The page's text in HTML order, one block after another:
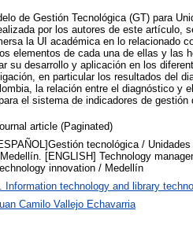
de Gestión Tecnológica (GT) para
por los autores de este artículo,
la UI académica en lo relacionado
elementos de cada una de ellas y las
su desarrollo y aplicación en los
en particular los resultados del
la relación entre el diagnóstico y
el sistema de indicadores de
article (Paginated)
tecnológica /
[ENGLISH] Technology
innovation / Medellín
L. Information technology and library
Camilo Vallejo Echavarria